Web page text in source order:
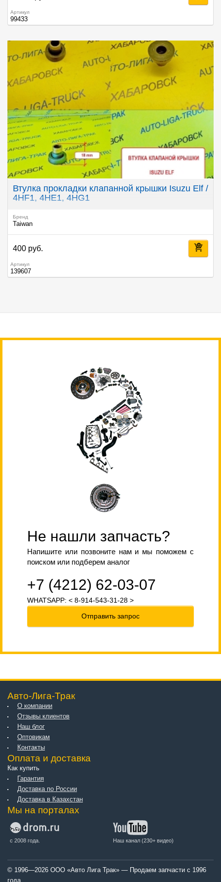
Артикул
99433
Втулка прокладки клапанной крышки Isuzu Elf /
4HF1, 4HE1, 4HG1
Бренд
Taiwan
400 руб.
Артикул
139607
Не нашли запчасть?
Напишите или позвоните нам и мы поможем с
поиском или подберем аналог
+7 (4212) 62-03-07
WHATSAPP: < 8-914-543-31-28 >
Отправить запрос
Авто-Лига-Трак
О компании
Отзывы клиентов
Наш блог
Оптовикам
Контакты
Оплата и доставка
Как купить
Гарантия
Доставка по России
Доставка в Казахстан
Мы на порталах
с 2008 года. Наш канал (230+ видео)
© 1996—2026 ООО «Авто Лига Трак» — Продаем запчасти с 1996
года.